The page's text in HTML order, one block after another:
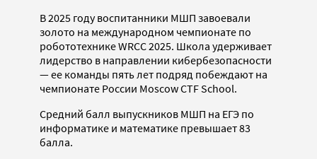
В 2025 году воспитанники МШП завоевали
золото на международном чемпионате по
робототехнике WRCC 2025. Школа удерживает
лидерство в направлении кибербезопасности
— ее команды пять лет подряд побеждают на
чемпионате России Moscow CTF School.
Средний балл выпускников МШП на ЕГЭ по
информатике и математике превышает 83
балла.